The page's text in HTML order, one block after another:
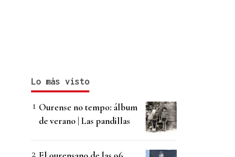
Lo más visto
Ourense no tempo: álbum
de verano | Las pandillas